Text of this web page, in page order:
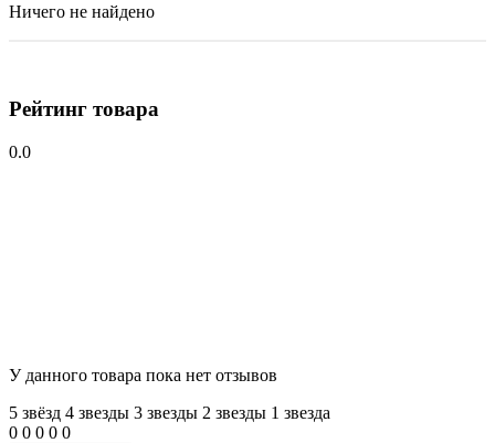
Ничего не найдено
Рейтинг товара
0.0
У данного товара пока нет отзывов
5 звёзд 4 звeзды 3 звeзды 2 звeзды 1 звeзда
0 0 0 0 0